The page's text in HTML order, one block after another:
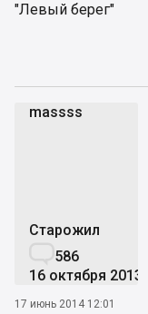
"Левый берег"
massss
Старожил
586
16 октября 2013
17 июнь 2014 12:01